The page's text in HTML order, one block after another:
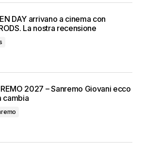
DAY arrivano a cinema con
La nostra recensione
2027 – Sanremo Giovani ecco
cambia